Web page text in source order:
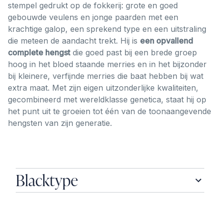
stempel gedrukt op de fokkerij: grote en goed
gebouwde veulens en jonge paarden met een
krachtige galop, een sprekend type en een uitstraling
die meteen de aandacht trekt. Hij is een opvallend
complete hengstdie goed past bij een brede groep
hoog in het bloed staande merries en in het bijzonder
bij kleinere, verfijnde merries die baat hebben bij wat
extra maat. Met zijn eigen uitzonderlijke kwaliteiten,
gecombineerd met wereldklasse genetica, staat hij op
het punt uit te groeien tot één van de toonaangevende
hengsten van zijn generatie.
Blacktype